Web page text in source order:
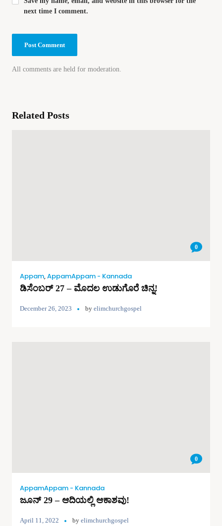
All comments are held for moderation.
next time I comment.
Related Posts
0
Appam,AppamAppam - Kannada
ಡಿಸೆಂಬರ್ 27 – ಮೊದಲ ಉಡುಗೊರೆ ಚಿನ್ನ!
December 26, 2023 by elimchurchgospel
0
AppamAppam - Kannada
ಜೂನ್ 29 – ಆದಿಯಲ್ಲಿ ಆಕಾಶವು!
April 11, 2022 by elimchurchgospel